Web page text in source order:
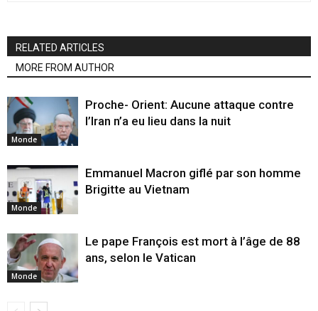
RELATED ARTICLES
MORE FROM AUTHOR
Monde
Proche- Orient: Aucune attaque contre
l’Iran n’a eu lieu dans la nuit
Monde
Emmanuel Macron giflé par son homme
Brigitte au Vietnam
Monde
Le pape François est mort à l’âge de 88
ans, selon le Vatican